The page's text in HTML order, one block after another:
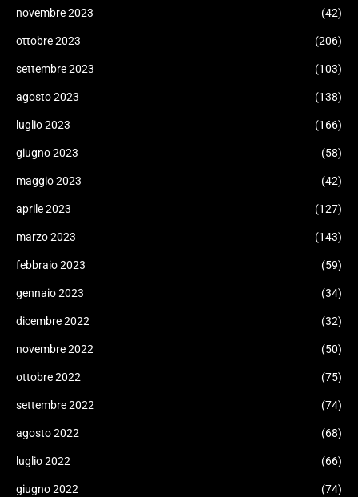
novembre 2023 (42)
ottobre 2023 (206)
settembre 2023 (103)
agosto 2023 (138)
luglio 2023 (166)
giugno 2023 (58)
maggio 2023 (42)
aprile 2023 (127)
marzo 2023 (143)
febbraio 2023 (59)
gennaio 2023 (34)
dicembre 2022 (32)
novembre 2022 (50)
ottobre 2022 (75)
settembre 2022 (74)
agosto 2022 (68)
luglio 2022 (66)
giugno 2022 (74)